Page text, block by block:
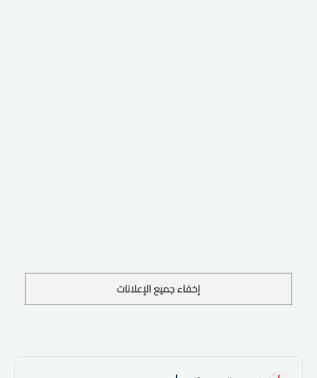
إخفاء جميع الإعلانات